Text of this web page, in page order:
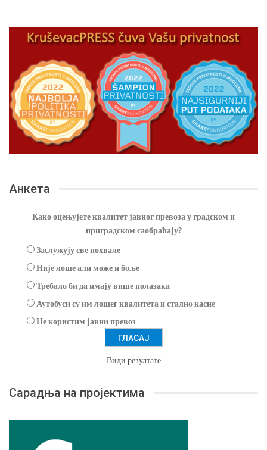
Анкета
Како оцењујете квалитет јавног превоза у градском и
приградском саобраћају?
Заслужују све похвале
Није лоше али може и боље
Требало би да имају више полазака
Аутобуси су им лошег квалитета и стално касне
Не користим јавни превоз
Види резултате
Сарадња на пројектима